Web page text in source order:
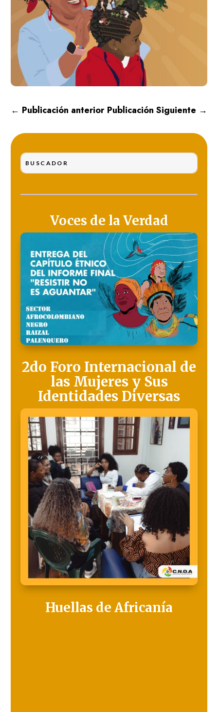
← Publicación anterior Publicación Siguiente →
Voces de la Verdad
2do Foro Internacional de
las Mujeres y Sus
Identidades Diversas
Huellas de Africanía